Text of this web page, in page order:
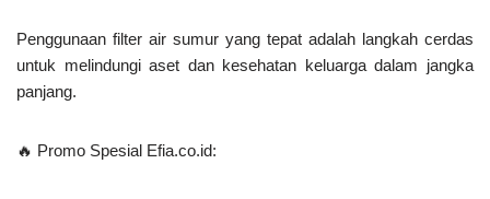
Penggunaan filter air sumur yang tepat adalah langkah cerdas
untuk melindungi aset dan kesehatan keluarga dalam jangka
panjang.
🔥 Promo Spesial Efia.co.id: